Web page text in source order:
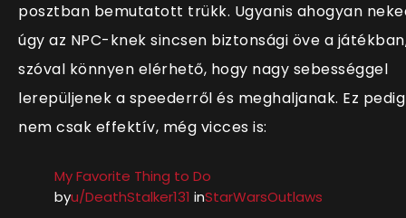
posztban bemutatott trükk. Ugyanis ahogyan
úgy az NPC-knek sincsen biztonsági öve a
szóval könnyen elérhető, hogy nagy sebességgel
lerepüljenek a speederről és meghaljanak. Ez pedig
nem csak effektív, még vicces is:
My Favorite Thing to Do
byu/DeathStalker131 inStarWarsOutlaws